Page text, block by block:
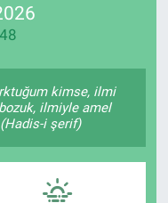
kimse, ilmi
ilmiyle amel
(Hadis-i şerif)